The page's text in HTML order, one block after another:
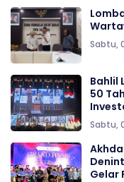
Sabtu,
Bahlil
50
Sabtu,
Gelar